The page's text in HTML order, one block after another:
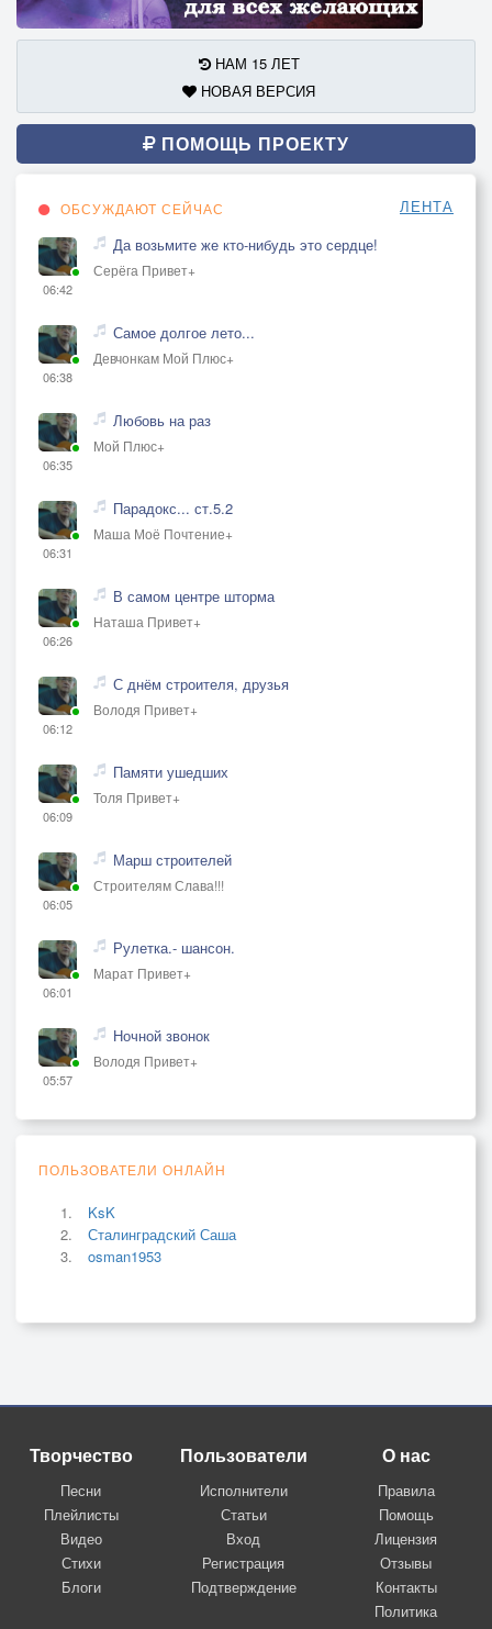
НАМ 15 ЛЕТ
НОВАЯ ВЕРСИЯ
ПОМОЩЬ ПРОЕКТУ
ОБСУЖДАЮТ СЕЙЧАС ЛЕНТА
06:42
Да возьмите же кто-нибудь это сердце!
Серёга Привет+
06:38
Самое долгое лето...
Девчонкам Мой Плюс+
06:35
Любовь на раз
Мой Плюс+
06:31
Парадокс... ст.5.2
Маша Моё Почтение+
06:26
В самом центре шторма
Наташа Привет+
06:12
С днём строителя, друзья
Володя Привет+
06:09
Памяти ушедших
Толя Привет+
06:05
Марш строителей
Строителям Слава!!!
06:01
Рулетка.- шансон.
Марат Привет+
05:57
Ночной звонок
Володя Привет+
ПОЛЬЗОВАТЕЛИ ОНЛАЙН
KsK
Сталинградский Саша
osman1953
Творчество
Песни
Плейлисты
Видео
Стихи
Блоги
Пользователи
Исполнители
Статьи
Вход
Регистрация
Подтверждение
О нас
Правила
Помощь
Лицензия
Отзывы
Контакты
Политика